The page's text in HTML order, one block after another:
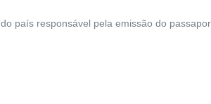
país responsável pela emissão do